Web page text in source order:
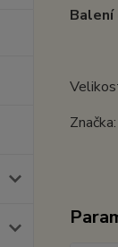
Balení